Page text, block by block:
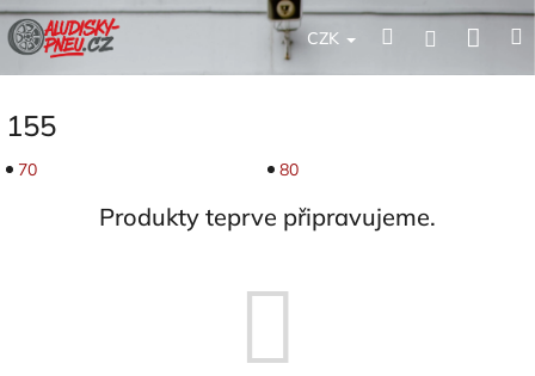
Přejít
na
obsah
CZK HledatPřihlášení
155
70 80
Produkty teprve připravujeme.